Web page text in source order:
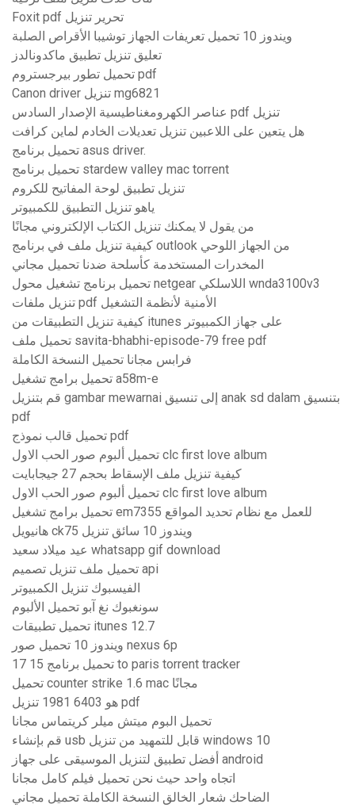
Foxit pdf تحرير تنزيل
ويندوز 10 تحميل تعريفات الجهاز توشيبا الأقراص الصلبة
تعليق تنزيل تطبيق ماكدونالدز
تحميل تطور بيرجستروم pdf
Canon driver تنزيل mg6821
عناصر الكهرومغناطيسية الإصدار السادس pdf تنزيل
هل يتعين على اللاعبين تنزيل تعديلات الخادم لماين كرافت
تحميل برنامج asus driver.
تحميل برنامج stardew valley mac torrent
تنزيل تطبيق لوحة المفاتيح للكروم
ياهو تنزيل التطبيق للكمبيوتر
من يقول لا يمكنك تنزيل الكتاب الإلكتروني مجانًا
كيفية تنزيل ملف في برنامج outlook من الجهاز اللوحي
المخدرات المستخدمة كأسلحة ضدنا تحميل مجاني
تحميل برنامج تشغيل محول netgear اللاسلكي wnda3100v3
تنزيل ملفات pdf الأمنية لأنظمة التشغيل
كيفية تنزيل التطبيقات من itunes على جهاز الكمبيوتر
تحميل ملف savita-bhabhi-episode-79 free pdf
فرابس مجانا تحميل النسخة الكاملة
تحميل برامج تشغيل a58m-e
قم بتنزيل gambar mewarnai إلى تنسيق anak sd dalam بتنسيق
pdf
تحميل قالب نموذج pdf
تحميل ألبوم صور الحب الاول clc first love album
كيفية تنزيل ملف الإسقاط بحجم 27 جيجابايت
تحميل ألبوم صور الحب الاول clc first love album
تحميل برامج تشغيل em7355 للعمل مع نظام تحديد المواقع
هانيويل ck75 ويندوز 10 سائق تنزيل
عيد ميلاد سعيد whatsapp gif download
تحميل ملف تنزيل تصميم api
الفيسبوك تنزيل الكمبيوتر
سونغبوك نغ آبو تحميل الألبوم
تحميل تطبيقات itunes 12.7
ويندوز 10 تحميل صور nexus 6p
تحميل برنامج 15 17 to paris torrent tracker
تحميل counter strike 1.6 mac مجانًا
هو 6403 1981 تنزيل pdf
تحميل البوم ميتش ميلر كريتماس مجانا
قم بإنشاء usb قابل للتمهيد من تنزيل windows 10
أفضل تطبيق لتنزيل الموسيقى على جهاز android
اتجاه واحد حيث نحن تحميل فيلم كامل مجانا
الضاحك شعار الخالق النسخة الكاملة تحميل مجاني